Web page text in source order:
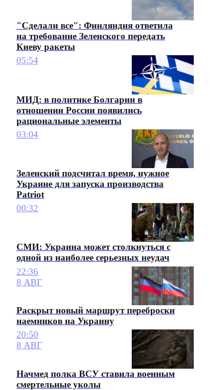
"Сделали все": Финляндия ответила
на требование Зеленского передать
Киеву ракеты
05:54
МИД: в политике Болгарии в
отношении России появились
рациональные элементы
03:04
Зеленский подсчитал время, нужное
Украине для запуска производства
Patriot
00:32
СМИ: Украина может столкнуться с
одной из наиболее серьезных неудач
22:36
8 АВГ
Раскрыт новый маршрут переброски
наемников на Украину
20:50
8 АВГ
Начмед полка ВСУ ставила военным
смертельные уколы